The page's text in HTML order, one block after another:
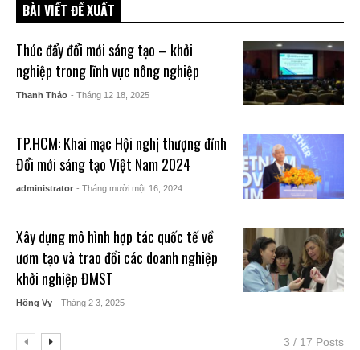
BÀI VIẾT ĐỀ XUẤT
Thúc đẩy đổi mới sáng tạo – khởi
nghiệp trong lĩnh vực nông nghiệp
Thanh Thảo - Tháng 12 18, 2025
TP.HCM: Khai mạc Hội nghị thượng đỉnh
Đổi mới sáng tạo Việt Nam 2024
administrator - Tháng mười một 16, 2024
Xây dựng mô hình hợp tác quốc tế về
ươm tạo và trao đổi các doanh nghiệp
khởi nghiệp ĐMST
Hồng Vy - Tháng 2 3, 2025
3 / 17 Posts